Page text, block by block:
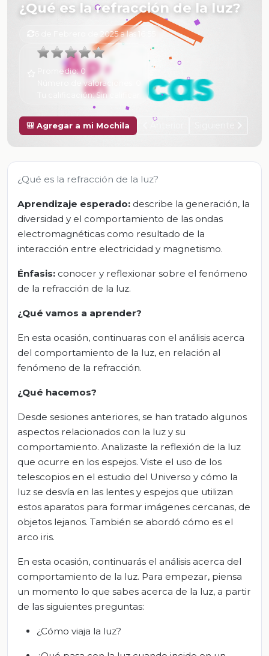
¿Qué es la refracción de la luz?
6 de Febrero de 2025 a las 16:55
Promedio:0
Número de valoraciones:
Tu calificación:Sin calificar
🎒 Agregar a mi Mochila
¿Qué es la refracción de la luz?
Aprendizaje esperado: describe la generación, la
diversidad y el comportamiento de las ondas
electromagnéticas como resultado de la
interacción entre electricidad y magnetismo.
Énfasis: conocer y reflexionar sobre el fenómeno
de la refracción de la luz.
¿Qué vamos a aprender?
En esta ocasión, continuaras con el análisis acerca
del comportamiento de la luz, en relación al
fenómeno de la refracción.
¿Qué hacemos?
Desde sesiones anteriores, se han tratado algunos
aspectos relacionados con la luz y su
comportamiento. Analizaste la reflexión de la luz
que ocurre en los espejos. Viste el uso de los
telescopios en el estudio del Universo y cómo la
luz se desvía en las lentes y espejos que utilizan
estos aparatos para formar imágenes cercanas, de
objetos lejanos. También se abordó cómo es el
arco iris.
En esta ocasión, continuarás el análisis acerca del
comportamiento de la luz. Para empezar, piensa
un momento lo que sabes acerca de la luz, a partir
de las siguientes preguntas:
¿Cómo viaja la luz?